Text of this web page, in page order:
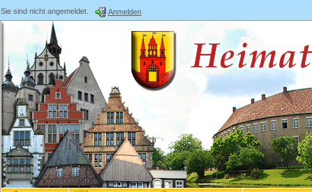
Sie sind nicht angemeldet. Anmelden